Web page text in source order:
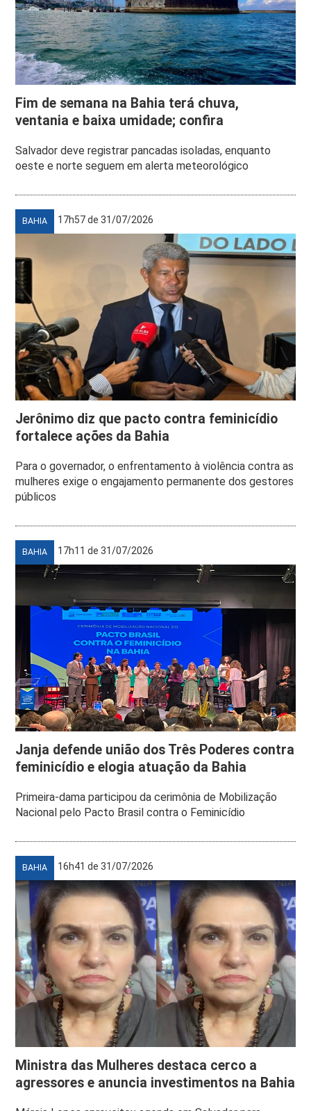
Fim de semana na Bahia terá chuva,
ventania e baixa umidade; confira
Salvador deve registrar pancadas isoladas, enquanto
oeste e norte seguem em alerta meteorológico
BAHIA 17h57 de 31/07/2026
Jerônimo diz que pacto contra feminicídio
fortalece ações da Bahia
Para o governador, o enfrentamento à violência contra as
mulheres exige o engajamento permanente dos gestores
públicos
BAHIA 17h11 de 31/07/2026
Janja defende união dos Três Poderes contra
feminicídio e elogia atuação da Bahia
Primeira-dama participou da cerimônia de Mobilização
Nacional pelo Pacto Brasil contra o Feminicídio
BAHIA 16h41 de 31/07/2026
Ministra das Mulheres destaca cerco a
agressores e anuncia investimentos na Bahia